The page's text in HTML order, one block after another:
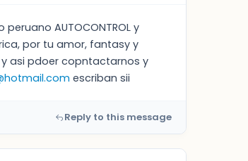
AUTOCONTROL y
por tu amor, fantasy y
asi pdoer copntactarnos y
escriban sii
Reply to this message